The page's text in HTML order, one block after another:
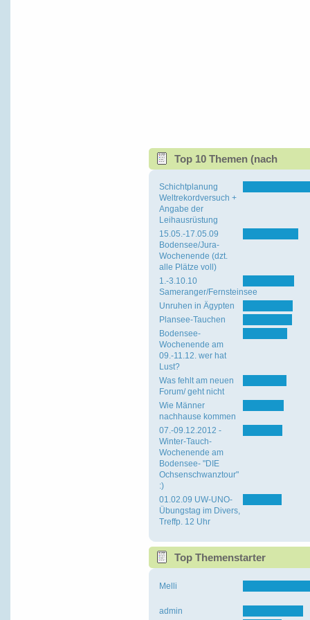
Top 10 Themen (nach
Schichtplanung
Weltrekordversuch +
Angabe der
Leihausrüstung
15.05.-17.05.09
Bodensee/Jura-
Wochenende (dzt.
alle Plätze voll)
1.-3.10.10
Sameranger/Fernsteinsee
Unruhen in Ägypten
Plansee-Tauchen
Bodensee-
Wochenende am
09.-11.12. wer hat
Lust?
Was fehlt am neuen
Forum/ geht nicht
Wie Männer
nachhause kommen
07.-09.12.2012 -
Winter-Tauch-
Wochenende am
Bodensee- "DIE
Ochsenschwanztour"
:)
01.02.09 UW-UNO-
Übungstag im Divers,
Treffp. 12 Uhr
Top Themenstarter
Melli
admin